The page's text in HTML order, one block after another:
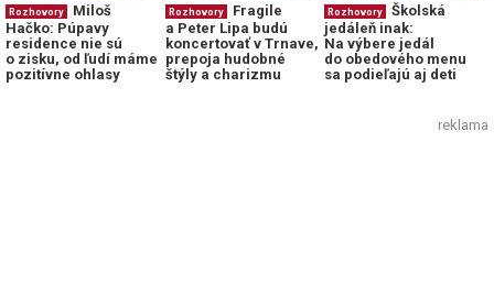
Rozhovory
Miloš
Hačko: Púpavy
residence nie sú
o zisku, od ľudí máme
pozitívne ohlasy
Rozhovory
Fragile
a Peter Lipa budú
koncertovať v Trnave,
prepoja hudobné
štýly a charizmu
Rozhovory
Školská
jedáleň inak:
Na výbere jedál
do obedového menu
sa podieľajú aj deti
reklama